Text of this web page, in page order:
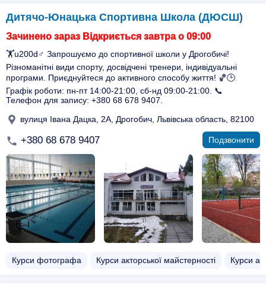
Дитячо-Юнацька Спортивна Школа (ДЮСШ)
Зачинено зараз Відкриється завтра о 09:00
🏋️u200d♂️ Запрошуємо до спортивної школи у Дрогобичі!
Різноманітні види спорту, досвідчені тренери, індивідуальні
програми. Приєднуйтеся до активного способу життя! 🏀🕒
Графік роботи: пн-пт 14:00-21:00, сб-нд 09:00-21:00. 📞
Телефон для запису: +380 68 678 9407.
вулиця Івана Дацка, 2А, Дрогобич, Львівська область, 82100
+380 68 678 9407 Подзвонити
Курси фотографа Курси акторської майстерності Курси